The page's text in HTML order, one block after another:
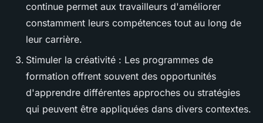
continue permet aux travailleurs d'améliorer
constamment leurs compétences tout au long de
leur carrière.
Stimuler la créativité : Les programmes de
formation offrent souvent des opportunités
d'apprendre différentes approches ou stratégies
qui peuvent être appliquées dans divers contextes.